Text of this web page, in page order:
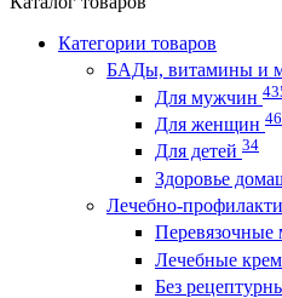
Категории товаров
БАДы, витамины и
Для мужчин
Для женщин
Для детей 34
Здоровье
Лечебно-
Перевязочные
Лечебные
Без